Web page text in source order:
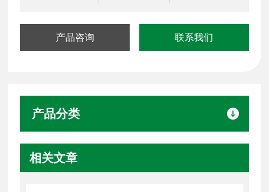
产品咨询 联系我们
产品分类
相关文章